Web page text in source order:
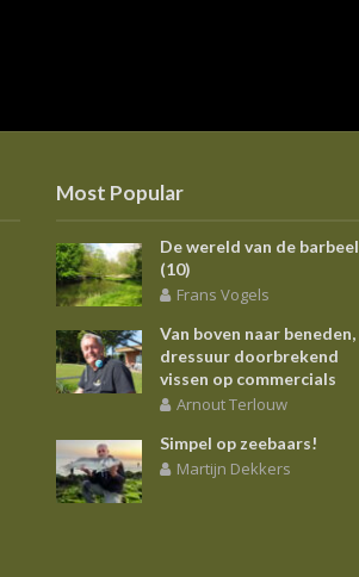
Most Popular
De wereld van de barbeel
(10)
Frans Vogels
Van boven naar beneden,
dressuur doorbrekend
vissen op commercials
Arnout Terlouw
Simpel op zeebaars!
Martijn Dekkers